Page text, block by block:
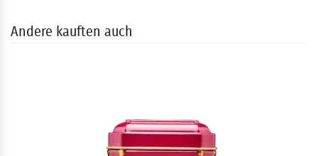
Andere kauften auch